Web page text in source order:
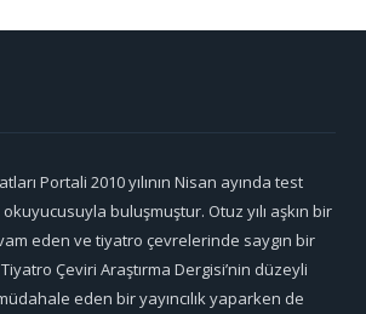
Portali 2010 yılının Nisan ayında test
okuyucusuyla buluşmuştur. Otuz yılı aşkın bir
eden ve tiyatro çevrelerinde saygın bir
Çeviri Araştırma Dergisi’nin düzeyli
eden bir yayıncılık yaparken de